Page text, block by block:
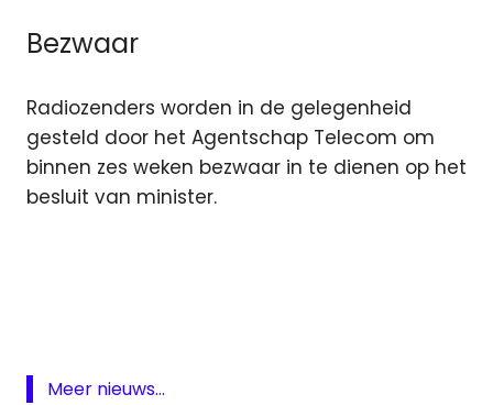
Bezwaar
Radiozenders worden in de gelegenheid
gesteld door het Agentschap Telecom om
binnen zes weken bezwaar in te dienen op het
besluit van minister.
digitale
Meer nieuws...